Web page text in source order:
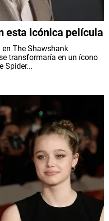
esta icónica película
The Shawshank
transformaría en un ícono
Spider...